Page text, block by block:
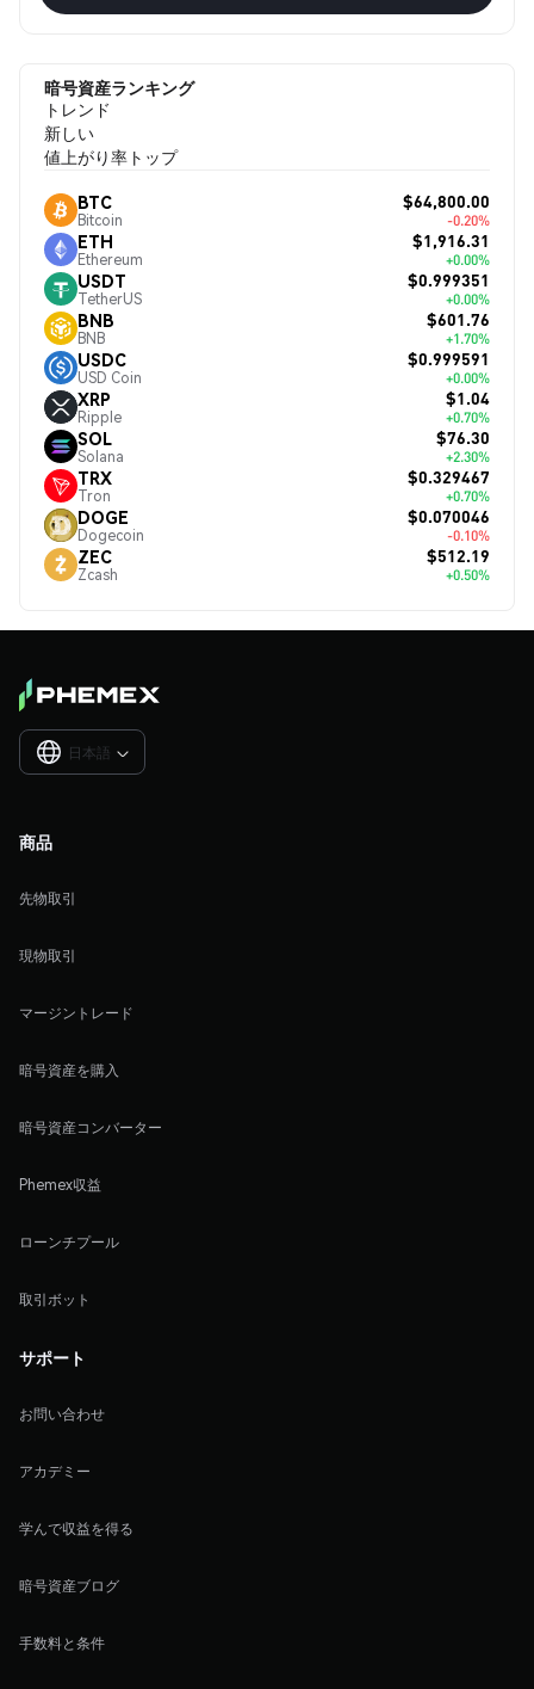
暗号資産ランキング
トレンド
新しい
値上がり率トップ
BTC
Bitcoin
$64,800.00
-0.20%
ETH
Ethereum
$1,916.31
+0.00%
USDT
TetherUS
$0.999351
+0.00%
BNB
BNB
$601.76
+1.70%
USDC
USD Coin
$0.999591
+0.00%
XRP
Ripple
$1.04
+0.70%
SOL
Solana
$76.30
+2.30%
TRX
Tron
$0.329467
+0.70%
DOGE
Dogecoin
$0.070046
-0.10%
ZEC
Zcash
$512.19
+0.50%
日本語 
商品
先物取引
現物取引
マージントレード
暗号資産を購入
暗号資産コンバーター
Phemex収益
ローンチプール
取引ボット
サポート
お問い合わせ
アカデミー
学んで収益を得る
暗号資産ブログ
手数料と条件